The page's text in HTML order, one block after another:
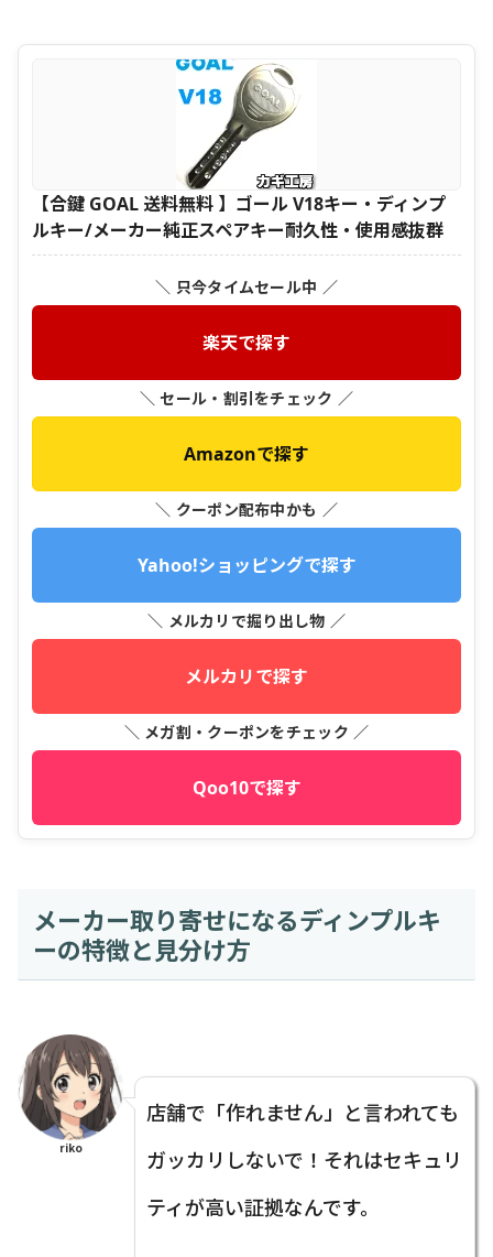
【合鍵 GOAL 送料無料 】ゴール V18キー・ディンプ
ルキー/メーカー純正スペアキー耐久性・使用感抜群
＼ 只今タイムセール中 ／
楽天で探す
＼ セール・割引をチェック ／
Amazonで探す
＼ クーポン配布中かも ／
Yahoo!ショッピングで探す
＼ メルカリで掘り出し物 ／
メルカリで探す
＼ メガ割・クーポンをチェック ／
Qoo10で探す
メーカー取り寄せになるディンプルキ
ーの特徴と見分け方
riko
店舗で「作れません」と言われても
ガッカリしないで！それはセキュリ
ティが高い証拠なんです。